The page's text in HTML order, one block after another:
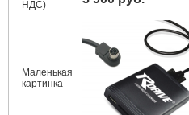
НДС)
Маленькая
картинка